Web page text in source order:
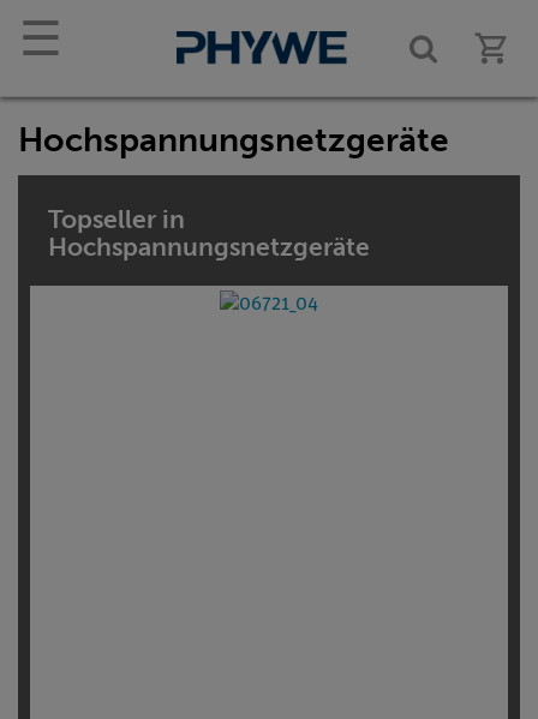
☰
Hochspannungsnetzgeräte
Topseller in
Hochspannungsnetzgeräte